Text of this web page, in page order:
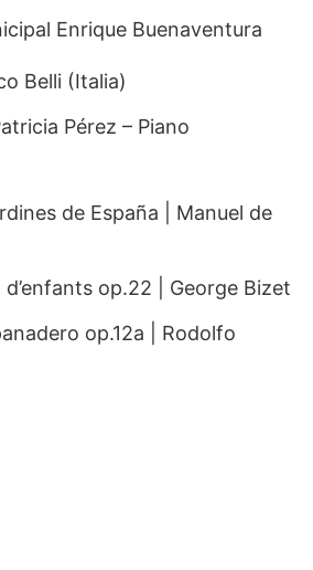
Enrique Buenaventura
Belli (Italia)
Pérez – Piano
de España | Manuel de
op.22 | George Bizet
op.12a | Rodolfo